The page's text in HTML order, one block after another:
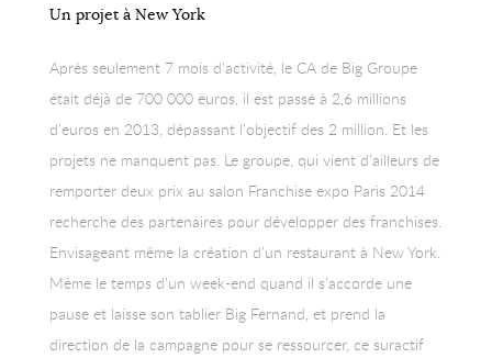
Un projet à New York
Après seulement 7 mois d’activité, le CA de Big Groupe
était déjà de 700 000 euros, il est passé à 2,6 millions
d’euros en 2013, dépassant l’objectif des 2 million. Et les
projets ne manquent pas. Le groupe, qui vient d’ailleurs de
remporter deux prix au salon Franchise expo Paris 2014
recherche des partenaires pour développer des franchises.
Envisageant même la création d’un restaurant à New York.
Même le temps d’un week-end quand il s’accorde une
pause et laisse son tablier Big Fernand, et prend la
direction de la campagne pour se ressourcer, ce suractif